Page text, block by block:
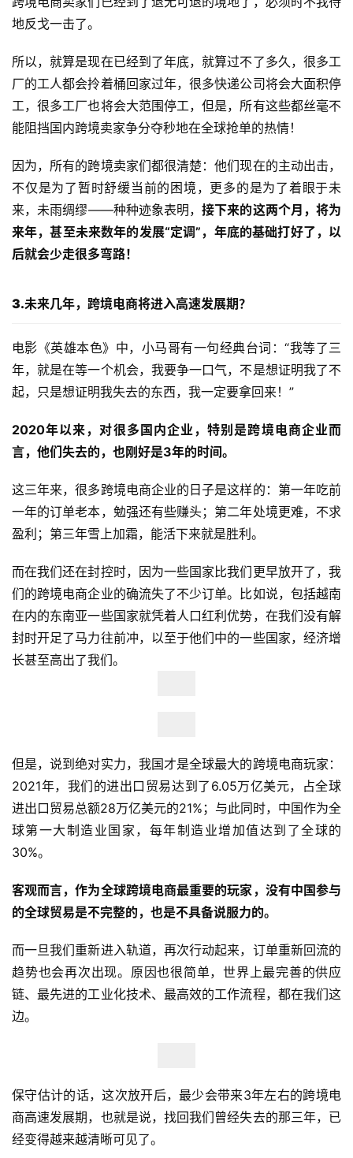
球
开
店
境
百
社
媒
营
销
跨
航
地反戈一击了。
所以，就算是现在已经到了年底，就算过不了多久，很多工
厂的工人都会拎着桶回家过年，很多快递公司将会大面积停
工，很多工厂也将会大范围停工，但是，所有这些都丝毫不
能阻挡国内跨境卖家争分夺秒地在全球抢单的热情！
因为，所有的跨境卖家们都很清楚：他们现在的主动出击，
不仅是为了暂时舒缓当前的困境，更多的是为了着眼于未
来，未雨绸缪——种种迹象表明，接下来的这两个月，将为
来年，甚至未来数年的发展“定调”，年底的基础打好了，以
后就会少走很多弯路！
3.未来几年，跨境电商将进入高速发展期？
电影《英雄本色》中，小马哥有一句经典台词：“我等了三
年，就是在等一个机会，我要争一口气，不是想证明我了不
起，只是想证明我失去的东西，我一定要拿回来！”
2020年以来，对很多国内企业，特别是跨境电商企业而
言，他们失去的，也刚好是3年的时间。
这三年来，很多跨境电商企业的日子是这样的：第一年吃前
一年的订单老本，勉强还有些赚头；第二年处境更难，不求
盈利；第三年雪上加霜，能活下来就是胜利。
而在我们还在封控时，因为一些国家比我们更早放开了，我
们的跨境电商企业的确流失了不少订单。比如说，包括越南
在内的东南亚一些国家就凭着人口红利优势，在我们没有解
封时开足了马力往前冲，以至于他们中的一些国家，经济增
长甚至高出了我们。
但是，说到绝对实力，我国才是全球最大的跨境电商玩家：
2021年，我们的进出口贸易达到了6.05万亿美元，占全球
进出口贸易总额28万亿美元的21%；与此同时，中国作为全
球第一大制造业国家，每年制造业增加值达到了全球的
30%。
客观而言，作为全球跨境电商最重要的玩家，没有中国参与
的全球贸易是不完整的，也是不具备说服力的。
而一旦我们重新进入轨道，再次行动起来，订单重新回流的
趋势也会再次出现。原因也很简单，世界上最完善的供应
链、最先进的工业化技术、最高效的工作流程，都在我们这
边。
保守估计的话，这次放开后，最少会带来3年左右的跨境电
商高速发展期，也就是说，找回我们曾经失去的那三年，已
经变得越来越清晰可见了。